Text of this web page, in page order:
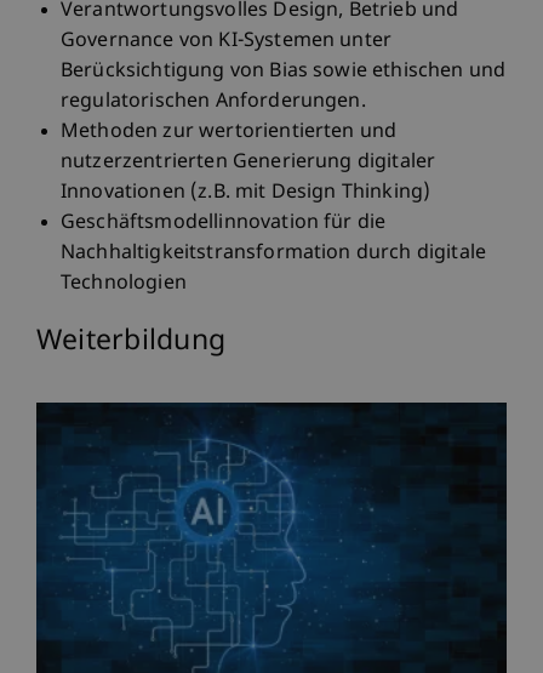
Verantwortungsvolles Design, Betrieb und
Governance von KI-Systemen unter
Berücksichtigung von Bias sowie ethischen und
regulatorischen Anforderungen.​
Methoden zur wertorientierten und
nutzerzentrierten Generierung digitaler
Innovationen (z.B. mit Design Thinking)​
Geschäftsmodellinnovation für die
Nachhaltigkeitstransformation durch digitale
Technologien
Weiterbildung